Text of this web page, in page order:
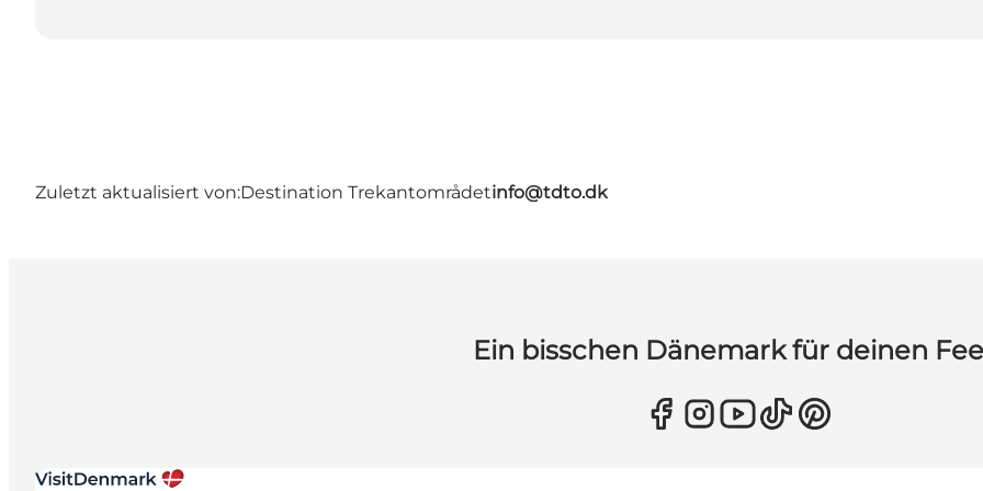
Zuletzt aktualisiert von:Destination Trekantområdetinfo@tdto.dk
Ein bisschen Dänemark für deinen